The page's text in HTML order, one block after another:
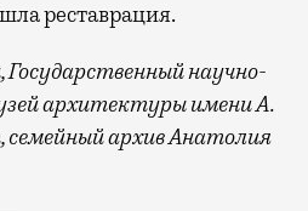
реставрация.
научно-
архитектуры имени А.
семейный архив Анатолия